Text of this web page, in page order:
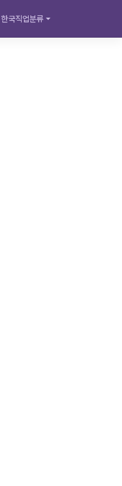
한국직업분류